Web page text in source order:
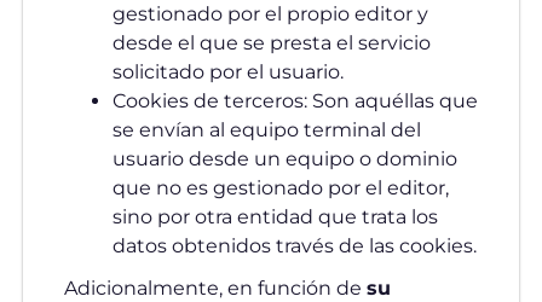
gestionado por el propio editor y
desde el que se presta el servicio
solicitado por el usuario.
Cookies de terceros: Son aquéllas que
se envían al equipo terminal del
usuario desde un equipo o dominio
que no es gestionado por el editor,
sino por otra entidad que trata los
datos obtenidos través de las cookies.
Adicionalmente, en función de su